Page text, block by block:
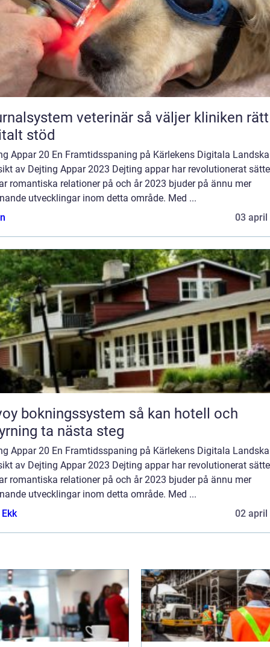
veterinär så väljer kliniken rätt
stöd
Appar 20 En Framtidsspaning på Kärlekens Digitala
av Dejting Appar 2023 Dejting appar har revolutionerat
romantiska relationer på och år 2023 bjuder på ännu mer
utvecklingar inom detta område. Med ...
03 april
så kan hotell och
ta nästa steg
Appar 20 En Framtidsspaning på Kärlekens Digitala
av Dejting Appar 2023 Dejting appar har revolutionerat
romantiska relationer på och år 2023 bjuder på ännu mer
utvecklingar inom detta område. Med ...
02 april